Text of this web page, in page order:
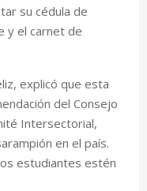
su cédula de
y el carnet de
explicó que esta
del Consejo
Intersectorial,
en el país.
estudiantes estén